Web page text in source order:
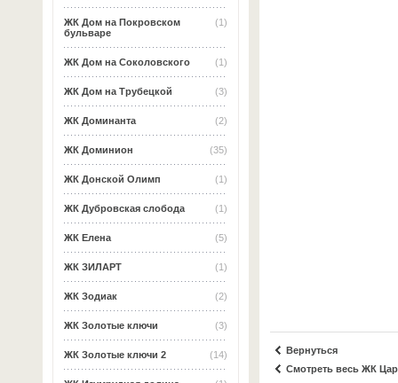
(1)
ЖК Дом на Покровском
бульваре
(1)
ЖК Дом на Соколовского
(3)
ЖК Дом на Трубецкой
(2)
ЖК Доминанта
(35)
ЖК Доминион
(1)
ЖК Донской Олимп
(1)
ЖК Дубровская слобода
(5)
ЖК Елена
(1)
ЖК ЗИЛАРТ
(2)
ЖК Зодиак
(3)
ЖК Золотые ключи
(14)
ЖК Золотые ключи 2
Вернуться
Смотреть весь ЖК